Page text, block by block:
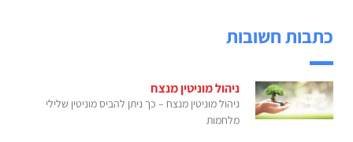
כתבות חשובות
ניהול מוניטין מנצח
ניהול מוניטין מנצח – כך ניתן להביס מוניטין שלילי
מלחמות